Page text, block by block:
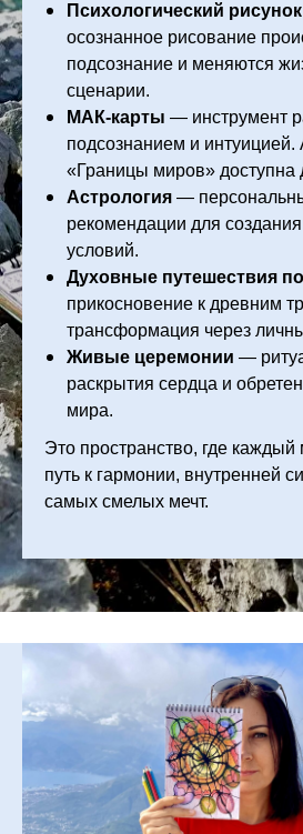
Психологический рисунок
осознанное рисование
подсознание и меняются
сценарии.
МАК-карты — инструмент
подсознанием и интуицией.
«Границы миров» доступна
Астрология —
рекомендации для
условий.
Духовные путешествия
прикосновение к древним
трансформация через
Живые церемонии —
раскрытия сердца и
мира.
Это пространство, где каждый
путь к гармонии, внутренней
самых смелых мечт.